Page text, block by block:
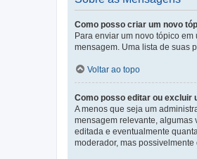
Como posso criar um novo
Para enviar um novo tópico em
mensagem. Uma lista de suas
Voltar ao topo
Como posso editar ou excluir
A menos que seja um
mensagem relevante, algumas
editada e eventualmente
moderador, mas